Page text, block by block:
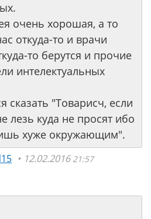
очень хорошая, а то
откуда-то и врачи
то берутся и прочие
интелектуальных
сказать "Товарисч, если
лезь куда не просят ибо
хуже окружающим".
12.02.201621:57